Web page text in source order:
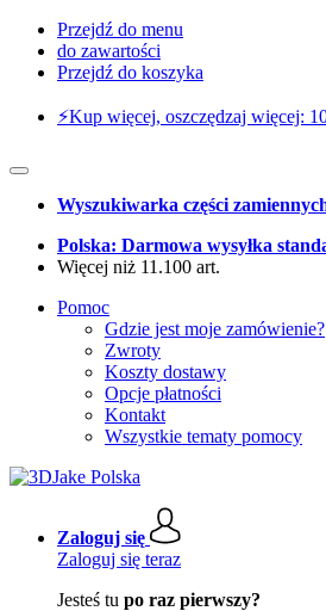
Przejdź do menu
do zawartości
Przejdź do koszyka
⚡️Kup więcej, oszczędzaj więcej:
Wyszukiwarka części
Polska: Darmowa wysyłka
Więcej niż 11.100 art.
Pomoc
Gdzie jest moje zamówienie?
Zwroty
Koszty dostawy
Opcje płatności
Kontakt
Wszystkie tematy pomocy
Zaloguj się
Zaloguj się teraz
Jesteś tu po raz pierwszy?